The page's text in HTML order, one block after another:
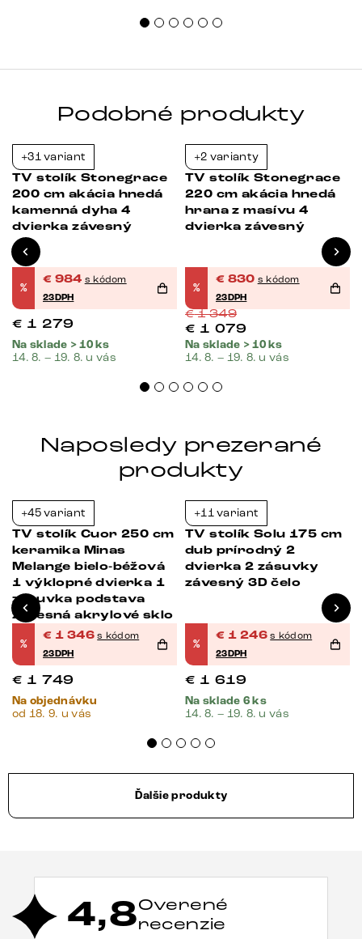
Podobné produkty
+31 variant
TV stolík Stonegrace
200 cm akácia hnedá
kamenná dyha 4
dvierka závesný
%
€ 984 s kódom
23DPH
€ 1 279
Na sklade > 10 ks
14. 8. – 19. 8. u vás
+2 varianty
TV stolík Stonegrace
220 cm akácia hnedá
hrana z masívu 4
dvierka závesný
%
€ 830 s kódom
23DPH
€1 349
€ 1 079
Na sklade > 10 ks
14. 8. – 19. 8. u vás
Naposledy prezerané
produkty
+45 variant
TV stolík Cuor 250 cm
keramika Minas
Melange bielo-béžová
1 výklopné dvierka 1
zásuvka podstava
závesná akrylové sklo
%
€ 1 346 s kódom
23DPH
€ 1 749
Na objednávku
od 18. 9. u vás
+11 variant
TV stolík Solu 175 cm
dub prírodný 2
dvierka 2 zásuvky
závesný 3D čelo
%
€ 1 246 s kódom
23DPH
€ 1 619
Na sklade 6 ks
14. 8. – 19. 8. u vás
Ďalšie produkty
4,8Overené
recenzie